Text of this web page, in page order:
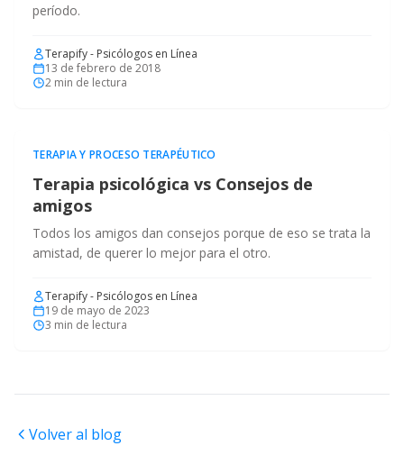
período.
Terapify - Psicólogos en Línea
13 de febrero de 2018
2 min de lectura
TERAPIA Y PROCESO TERAPÉUTICO
Terapia psicológica vs Consejos de
amigos
Todos los amigos dan consejos porque de eso se trata la
amistad, de querer lo mejor para el otro.
Terapify - Psicólogos en Línea
19 de mayo de 2023
3 min de lectura
Volver al blog